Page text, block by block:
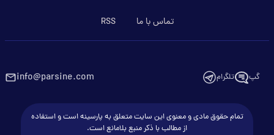
تماس با ما RSS
گپ تلگرام info@parsine.com
تمام حقوق مادی و معنوی این سایت متعلق به پارسینه است و استفاده
از مطالب با ذکر منبع بلامانع است.